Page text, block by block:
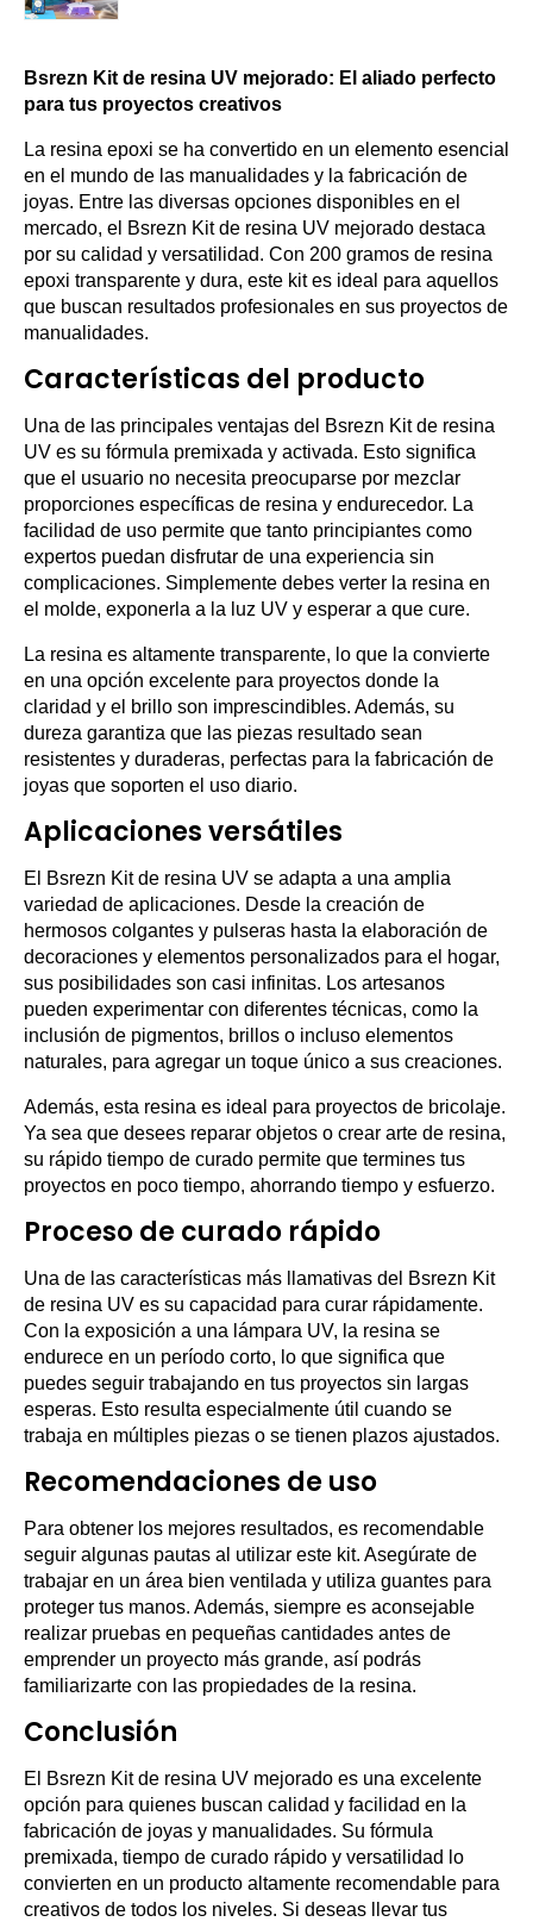
Bsrezn Kit de resina UV mejorado: El aliado perfecto
para tus proyectos creativos
La resina epoxi se ha convertido en un elemento esencial
en el mundo de las manualidades y la fabricación de
joyas. Entre las diversas opciones disponibles en el
mercado, el Bsrezn Kit de resina UV mejorado destaca
por su calidad y versatilidad. Con 200 gramos de resina
epoxi transparente y dura, este kit es ideal para aquellos
que buscan resultados profesionales en sus proyectos de
manualidades.
Características del producto
Una de las principales ventajas del Bsrezn Kit de resina
UV es su fórmula premixada y activada. Esto significa
que el usuario no necesita preocuparse por mezclar
proporciones específicas de resina y endurecedor. La
facilidad de uso permite que tanto principiantes como
expertos puedan disfrutar de una experiencia sin
complicaciones. Simplemente debes verter la resina en
el molde, exponerla a la luz UV y esperar a que cure.
La resina es altamente transparente, lo que la convierte
en una opción excelente para proyectos donde la
claridad y el brillo son imprescindibles. Además, su
dureza garantiza que las piezas resultado sean
resistentes y duraderas, perfectas para la fabricación de
joyas que soporten el uso diario.
Aplicaciones versátiles
El Bsrezn Kit de resina UV se adapta a una amplia
variedad de aplicaciones. Desde la creación de
hermosos colgantes y pulseras hasta la elaboración de
decoraciones y elementos personalizados para el hogar,
sus posibilidades son casi infinitas. Los artesanos
pueden experimentar con diferentes técnicas, como la
inclusión de pigmentos, brillos o incluso elementos
naturales, para agregar un toque único a sus creaciones.
Además, esta resina es ideal para proyectos de bricolaje.
Ya sea que desees reparar objetos o crear arte de resina,
su rápido tiempo de curado permite que termines tus
proyectos en poco tiempo, ahorrando tiempo y esfuerzo.
Proceso de curado rápido
Una de las características más llamativas del Bsrezn Kit
de resina UV es su capacidad para curar rápidamente.
Con la exposición a una lámpara UV, la resina se
endurece en un período corto, lo que significa que
puedes seguir trabajando en tus proyectos sin largas
esperas. Esto resulta especialmente útil cuando se
trabaja en múltiples piezas o se tienen plazos ajustados.
Recomendaciones de uso
Para obtener los mejores resultados, es recomendable
seguir algunas pautas al utilizar este kit. Asegúrate de
trabajar en un área bien ventilada y utiliza guantes para
proteger tus manos. Además, siempre es aconsejable
realizar pruebas en pequeñas cantidades antes de
emprender un proyecto más grande, así podrás
familiarizarte con las propiedades de la resina.
Conclusión
El Bsrezn Kit de resina UV mejorado es una excelente
opción para quienes buscan calidad y facilidad en la
fabricación de joyas y manualidades. Su fórmula
premixada, tiempo de curado rápido y versatilidad lo
convierten en un producto altamente recomendable para
creativos de todos los niveles. Si deseas llevar tus